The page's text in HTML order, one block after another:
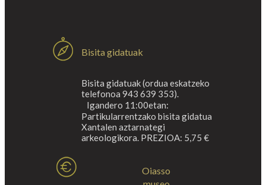
Bisita gidatuak
Bisita gidatuak (ordua eskatzeko
telefonoa 943 639 353).
Igandero 11:00etan:
Partikularrentzako bisita gidatua
Xantalen aztarnategi
arkeologikora. PREZIOA: 5,75 €
Oiasso